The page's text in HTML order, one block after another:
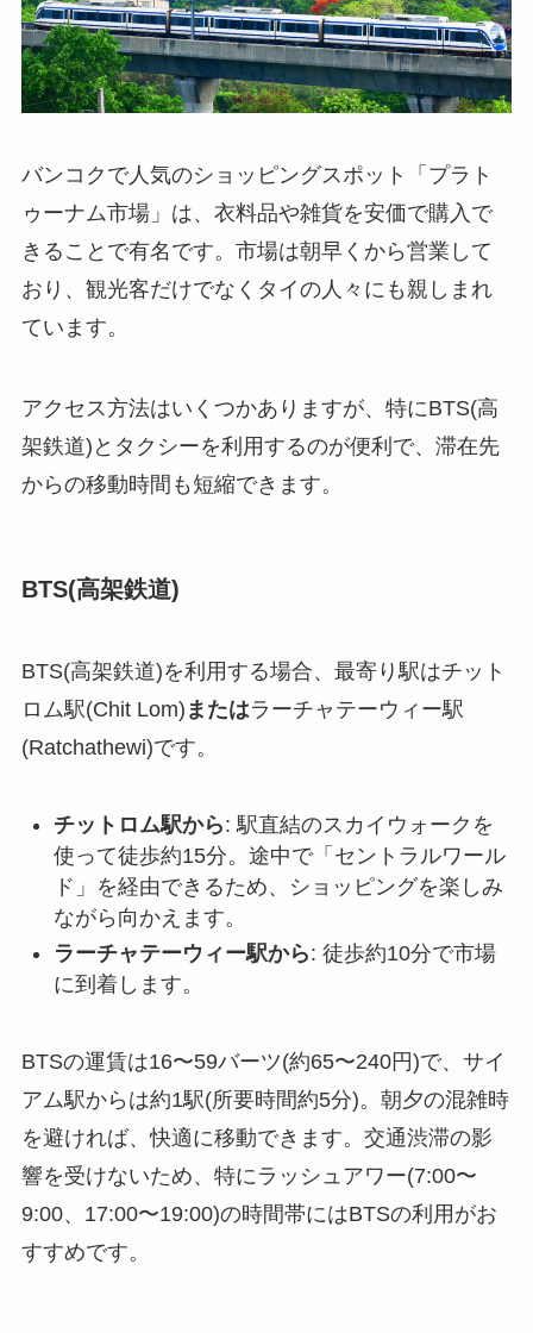
バンコクで人気のショッピングスポット「プラト
ゥーナム市場」は、衣料品や雑貨を安価で購入で
きることで有名です。市場は朝早くから営業して
おり、観光客だけでなくタイの人々にも親しまれ
ています。
アクセス方法はいくつかありますが、特にBTS(高
架鉄道)とタクシーを利用するのが便利で、滞在先
からの移動時間も短縮できます。
BTS(高架鉄道)
BTS(高架鉄道)を利用する場合、最寄り駅はチット
ロム駅(Chit Lom) またはラーチャテーウィー駅
(Ratchathewi)です。
チットロム駅から: 駅直結のスカイウォークを
使って徒歩約15分。途中で「セントラルワール
ド」を経由できるため、ショッピングを楽しみ
ながら向かえます。
ラーチャテーウィー駅から: 徒歩約10分で市場
に到着します。
BTSの運賃は16〜59バーツ(約65〜240円)で、サイ
アム駅からは約1駅(所要時間約5分)。朝夕の混雑時
を避ければ、快適に移動できます。交通渋滞の影
響を受けないため、特にラッシュアワー(7:00〜
9:00、17:00〜19:00)の時間帯にはBTSの利用がお
すすめです。